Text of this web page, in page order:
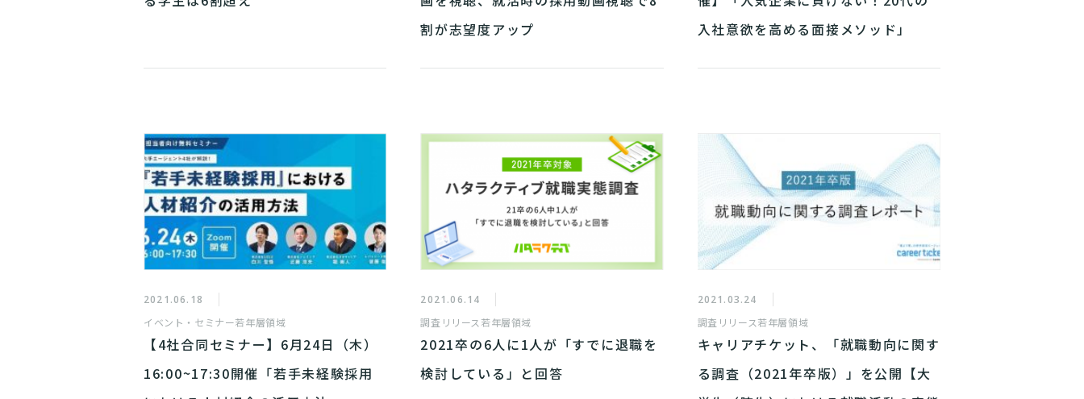
割が志望度アップ
入社意欲を高める面接メソッド」
2021.06.18
イベント・セミナー若年層領域
【4社合同セミナー】6月24日（木）
16:00~17:30開催「若手未経験採用
2021.06.14
調査リリース 若年層領域
2021卒の6人に1人が「すでに退職を
検討している」と回答
2021.03.24
調査リリース若年層領域
キャリアチケット、「就職動向に関す
る調査（2021年卒版）」を公開【大